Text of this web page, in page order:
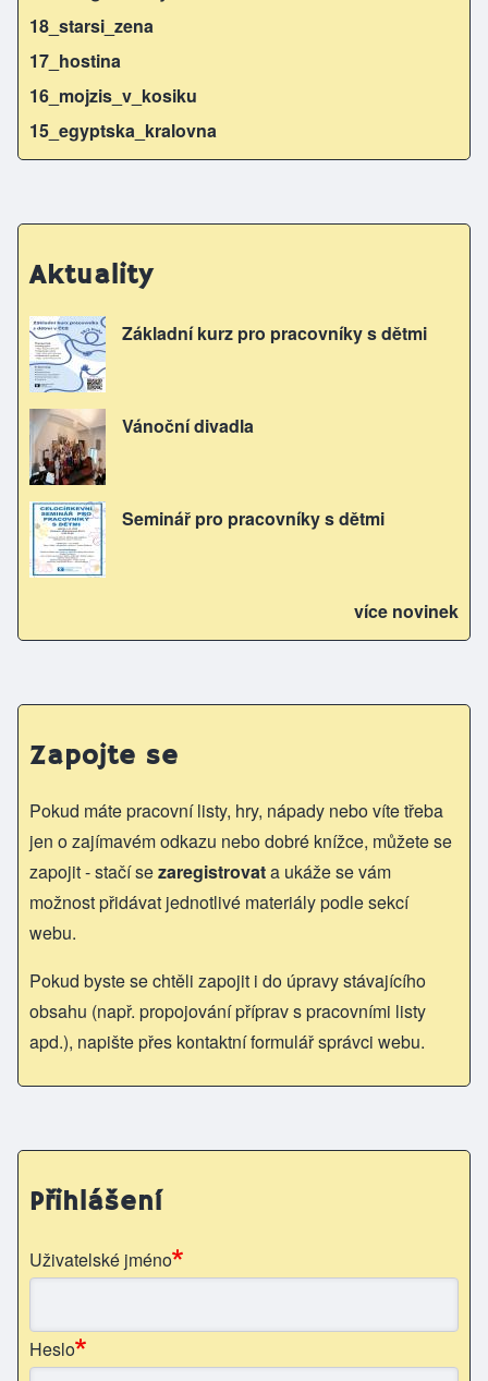
18_starsi_zena
17_hostina
16_mojzis_v_kosiku
15_egyptska_kralovna
Aktuality
Základní kurz pro pracovníky s dětmi
Vánoční divadla
Seminář pro pracovníky s dětmi
více novinek
Zapojte se
Pokud máte pracovní listy, hry, nápady nebo víte třeba
jen o zajímavém odkazu nebo dobré knížce, můžete se
zapojit - stačí sezaregistrovata ukáže se vám
možnost přidávat jednotlivé materiály podle sekcí
webu.
Pokud byste se chtěli zapojit i do úpravy stávajícího
obsahu (např. propojování příprav s pracovními listy
apd.), napište přes kontaktní formulář správci webu.
Přihlášení
Uživatelské jméno
Heslo